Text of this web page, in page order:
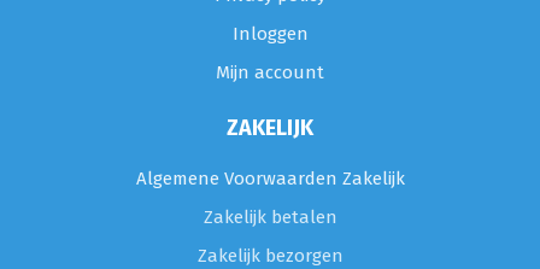
Inloggen
Mijn account
ZAKELIJK
Algemene Voorwaarden Zakelijk
Zakelijk betalen
Zakelijk bezorgen